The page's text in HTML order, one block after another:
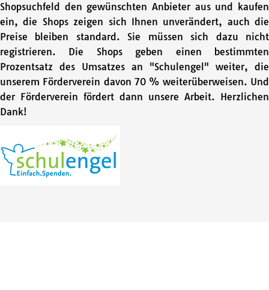
Shopsuchfeld den gewünschten Anbieter aus und kaufen
ein, die Shops zeigen sich Ihnen unverändert, auch die
Preise bleiben standard. Sie müssen sich dazu nicht
registrieren. Die Shops geben einen bestimmten
Prozentsatz des Umsatzes an "Schulengel" weiter, die
unserem Förderverein davon 70 % weiterüberweisen. Und
der Förderverein fördert dann unsere Arbeit. Herzlichen
Dank!